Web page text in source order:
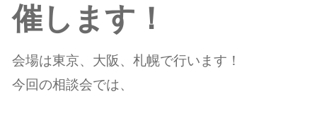
催します！
会場は東京、大阪、札幌で行います！
今回の相談会では、